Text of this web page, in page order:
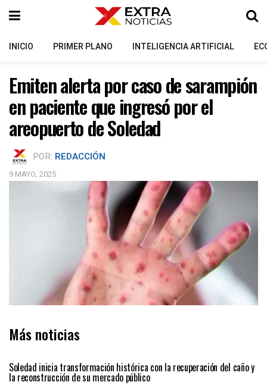
INICIO PRIMER PLANO INTELIGENCIA ARTIFICIAL
Emiten alerta por caso de sarampión
en paciente que ingresó por el
areopuerto de Soledad
POR: REDACCIÓN
9 MAYO, 2025
Más noticias
Soledad inicia transformación histórica con la recuperación del caño y
la reconstrucción de su mercado público